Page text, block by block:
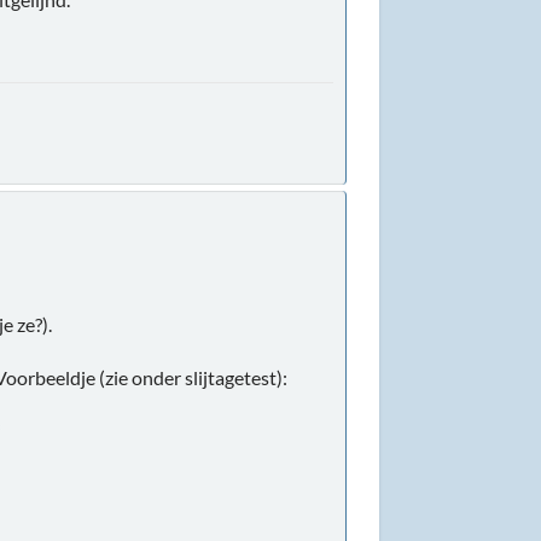
ze?).
(zie onder slijtagetest):